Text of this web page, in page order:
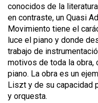
conocidos de la
en contraste, un Quasi
Movimiento tiene el
luce el piano y donde
trabajo de
motivos de toda la obra,
piano. La obra es un
Liszt y de su capacidad
y orquesta.